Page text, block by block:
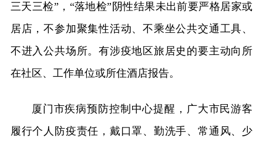
三天三检”，“落地检”阴性结果未出前要严格居家或
居店，不参加聚集性活动、不乘坐公共交通工具、
不进入公共场所。有涉疫地区旅居史的要主动向所
在社区、工作单位或所住酒店报告。
厦门市疾病预防控制中心提醒，广大市民游客
履行个人防疫责任，戴口罩、勤洗手、常通风、少